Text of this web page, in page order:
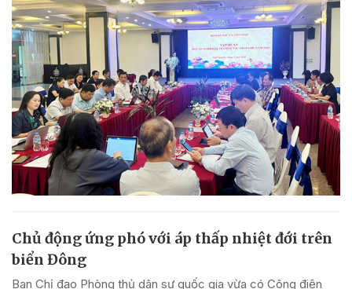
Chủ động ứng phó với áp thấp nhiệt đới trên
biển Đông
Ban Chỉ đạo Phòng thủ dân sự quốc gia vừa có Công điện